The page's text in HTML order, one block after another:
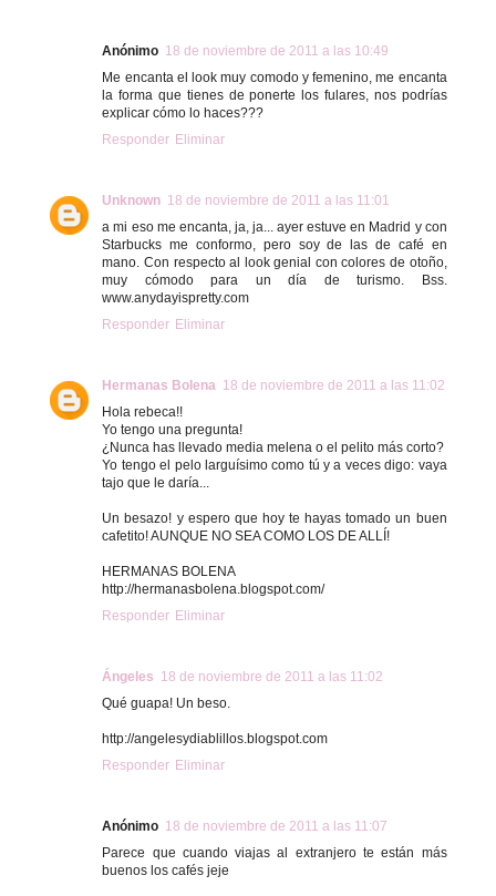
Anónimo 18 de noviembre de 2011 a las 10:49
Me encanta el look muy comodo y femenino, me encanta
la forma que tienes de ponerte los fulares, nos podrías
explicar cómo lo haces???
Responder Eliminar
Unknown 18 de noviembre de 2011 a las 11:01
a mi eso me encanta, ja, ja... ayer estuve en Madrid y con
Starbucks me conformo, pero soy de las de café en
mano. Con respecto al look genial con colores de otoño,
muy cómodo para un día de turismo. Bss.
www.anydayispretty.com
Responder Eliminar
Hermanas Bolena 18 de noviembre de 2011 a las 11:02
Hola rebeca!!
Yo tengo una pregunta!
¿Nunca has llevado media melena o el pelito más corto?
Yo tengo el pelo larguísimo como tú y a veces digo: vaya
tajo que le daría...
Un besazo! y espero que hoy te hayas tomado un buen
cafetito! AUNQUE NO SEA COMO LOS DE ALLÍ!
HERMANAS BOLENA
http://hermanasbolena.blogspot.com/
Responder Eliminar
Ángeles 18 de noviembre de 2011 a las 11:02
Qué guapa! Un beso.
http://angelesydiablillos.blogspot.com
Responder Eliminar
Anónimo 18 de noviembre de 2011 a las 11:07
Parece que cuando viajas al extranjero te están más
buenos los cafés jeje